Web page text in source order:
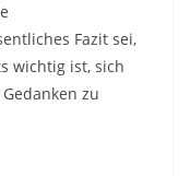
Fazit sei,
wichtig ist, sich
zu